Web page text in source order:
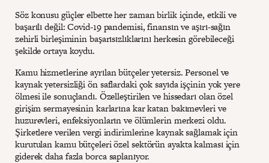
Söz konusu güçler elbette her zaman birlik içinde, etkili ve
başarılı değil: Covid-19 pandemisi, finansın ve aşırı-sağın
zehirli birleşiminin başarısızlıklarını herkesin görebileceği
şekilde ortaya koydu.
Kamu hizmetlerine ayrılan bütçeler yetersiz. Personel ve
kaynak yetersizliği ön saflardaki çok sayıda işçinin yok yere
ölmesi ile sonuçlandı. Özelleştirilen ve hissedarı olan özel
girişim sermayesinin karlarına kar katan bakımevleri ve
huzurevleri, enfeksiyonların ve ölümlerin merkezi oldu.
Şirketlere verilen vergi indirimlerine kaynak sağlamak için
kurutulan kamu bütçeleri özel sektörün ayakta kalması için
giderek daha fazla borca saplanıyor.